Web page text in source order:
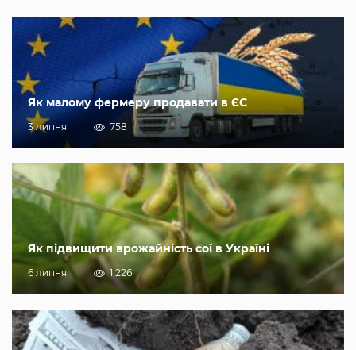
Як малому фермеру продавати в ЄС
3 липня 758
Як підвищити врожайність сої в Україні
6 липня 1 226